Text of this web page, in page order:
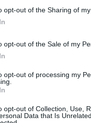
opt-out of the Sharing of
opt-out of the Sale of my
opt-out of processing my
opt-out of Collection, Use,
Data that Is